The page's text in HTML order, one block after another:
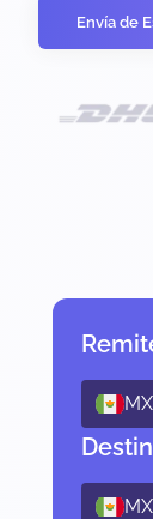
Envía de
MX
MX